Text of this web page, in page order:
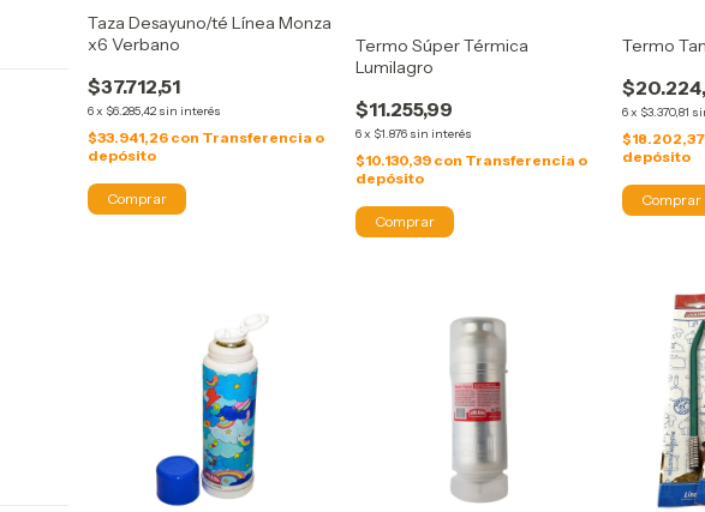
Taza Desayuno/té Línea Monza
x6 Verbano
$37.712,51
6x $6.285,42 sin interés
$33.941,26 con Transferencia o
depósito
Termo Súper Térmica
Lumilagro
$11.255,99
6x $1.876 sin interés
$10.130,39 con Transferencia o
depósito
Termo
6x $3.370,81
$18.202,37
depósito